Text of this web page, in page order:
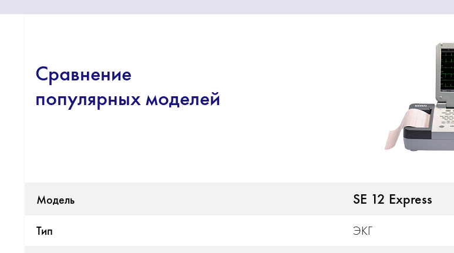
Сравнение
популярных моделей
Модель SE 12 Express
Тип ЭКГ